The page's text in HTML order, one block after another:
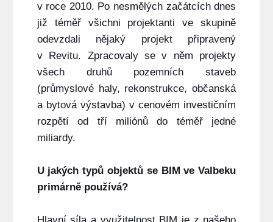
v roce 2010. Po nesmělých začátcích dnes
již téměř všichni projektanti ve skupině
odevzdali nějaký projekt připravený
v Revitu. Zpracovaly se v něm projekty
všech druhů pozemních staveb
(průmyslové haly, rekonstrukce, občanská
a bytová výstavba) v cenovém investičním
rozpětí od tří miliónů do téměř jedné
miliardy.
U jakých typů objektů se BIM ve Valbeku
primárně používá?